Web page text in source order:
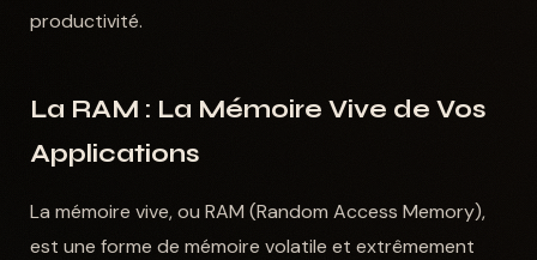
productivité.
La RAM : La Mémoire Vive de Vos
Applications
La mémoire vive, ou RAM (Random Access Memory),
est une forme de mémoire volatile et extrêmement